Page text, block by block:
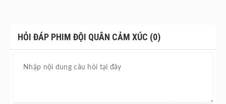
HỎI ĐÁP PHIM ĐỘI QUÂN CẢM XÚC (0)